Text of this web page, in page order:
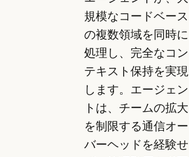
規模なコードベース
の複数領域を同時に
処理し、完全なコン
テキスト保持を実現
します。エージェン
トは、チームの拡大
を制限する通信オー
バーヘッドを経験せ